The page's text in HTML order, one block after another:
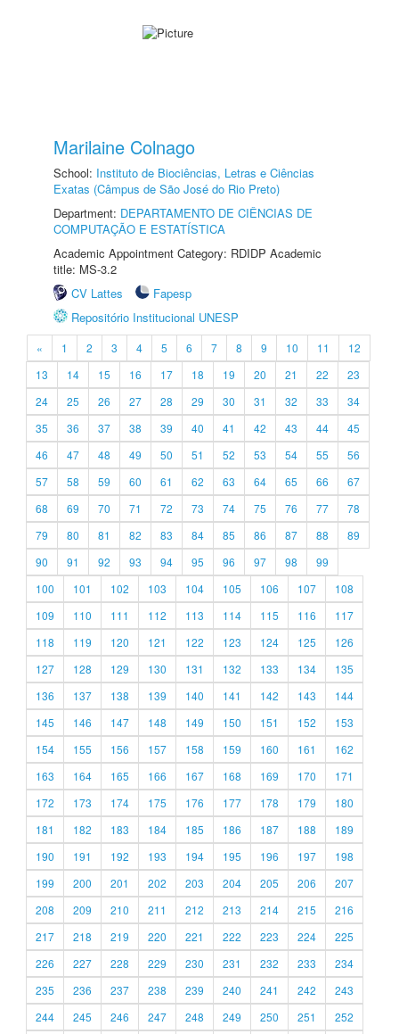
Marilaine Colnago
School: Instituto de Biociências, Letras e Ciências
Exatas (Câmpus de São José do Rio Preto)
Department: DEPARTAMENTO DE CIÊNCIAS DE
COMPUTAÇÃO E ESTATÍSTICA
Academic Appointment Category: RDIDP Academic
title: MS-3.2
CV Lattes
Fapesp
Repositório Institucional UNESP
« 1 2 3 4 5 6 7 8 9 10 11
12
13
14 15 16 17 18 19 20 21 22
23
24
25 26 27 28 29 30 31 32 33
34
35
36 37 38 39 40 41 42 43 44
45
46
47 48 49 50 51 52 53 54 55
56
57
58 59 60 61 62 63 64 65 66
67
68
69 70 71 72 73 74 75 76 77
78
79
80 81 82 83 84 85 86 87 88
89
90
91 92 93 94 95 96 97 98
99
100
101 102 103 104 105 106 107
108
109
110 111 112 113 114 115 116
117
118
119 120 121 122 123 124 125
126
127
128 129 130 131 132 133 134
135
136
137 138 139 140 141 142 143
144
145
146 147 148 149 150 151 152
153
154
155 156 157 158 159 160 161
162
163
164 165 166 167 168 169 170
171
172
173 174 175 176 177 178 179
180
181
182 183 184 185 186 187 188
189
190
191 192 193 194 195 196 197
198
199
200 201 202 203 204 205 206
207
208
209 210 211 212 213 214 215
216
217
218 219 220 221 222 223 224
225
226
227 228 229 230 231 232 233
234
235
236 237 238 239 240 241 242
243
244
245 246 247 248 249 250 251 252